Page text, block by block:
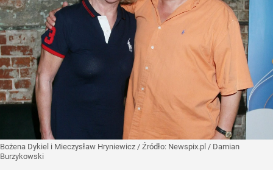
Bożena Dykiel i Mieczysław Hryniewicz / Źródło: Newspix.pl / Damian
Burzykowski